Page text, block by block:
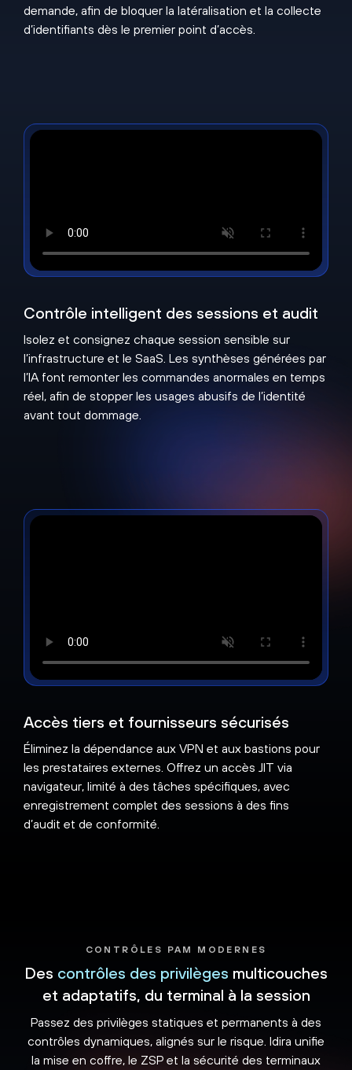
demande, afin de bloquer la latéralisation et la collecte
d’identifiants dès le premier point d’accès.
Contrôle intelligent des sessions et audit
Isolez et consignez chaque session sensible sur
l’infrastructure et le SaaS. Les synthèses générées par
l’IA font remonter les commandes anormales en temps
réel, afin de stopper les usages abusifs de l’identité
avant tout dommage.
Accès tiers et fournisseurs sécurisés
Éliminez la dépendance aux VPN et aux bastions pour
les prestataires externes. Offrez un accès JIT via
navigateur, limité à des tâches spécifiques, avec
enregistrement complet des sessions à des fins
d’audit et de conformité.
CONTRÔLES PAM MODERNES
Des contrôles des privilèges multicouches
et adaptatifs, du terminal à la session
Passez des privilèges statiques et permanents à des
contrôles dynamiques, alignés sur le risque. Idira unifie
la mise en coffre, le ZSP et la sécurité des terminaux